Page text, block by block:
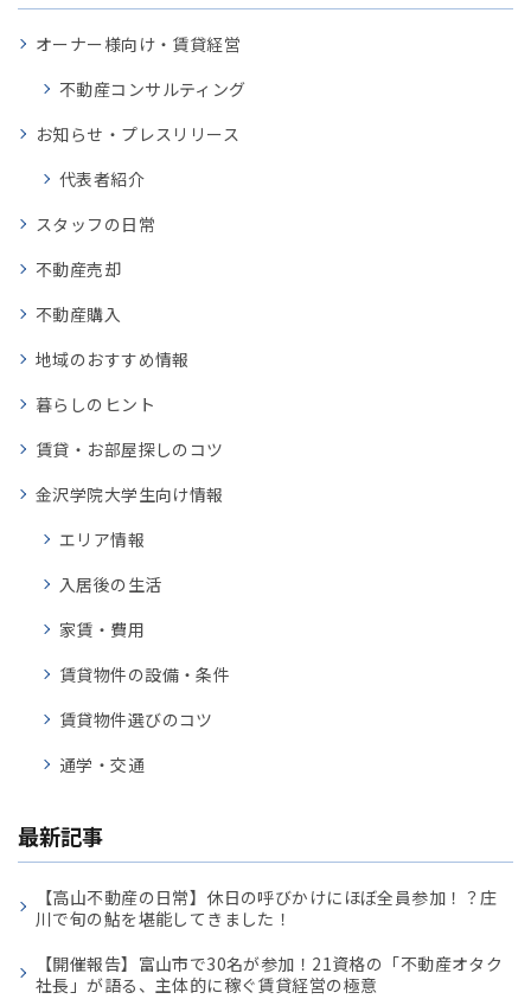
オーナー様向け・賃貸経営
不動産コンサルティング
お知らせ・プレスリリース
代表者紹介
スタッフの日常
不動産売却
不動産購入
地域のおすすめ情報
暮らしのヒント
賃貸・お部屋探しのコツ
金沢学院大学生向け情報
エリア情報
入居後の生活
家賃・費用
賃貸物件の設備・条件
賃貸物件選びのコツ
通学・交通
最新記事
【高山不動産の日常】休日の呼びかけにほぼ全員参加！？庄
川で旬の鮎を堪能してきました！
【開催報告】富山市で30名が参加！21資格の「不動産オタク
社長」が語る、主体的に稼ぐ賃貸経営の極意